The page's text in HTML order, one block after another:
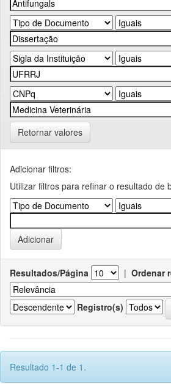
Retornar valores
Adicionar filtros:
Utilizar filtros para refinar o resultado de
Resultados/Página | Ordenar
Registro(s)
Resultado 1-1 de 1.